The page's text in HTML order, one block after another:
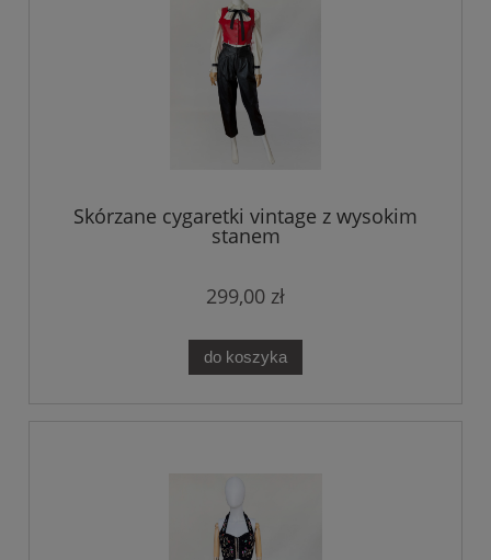
Skórzane cygaretki vintage z wysokim
stanem
299,00 zł
do koszyka